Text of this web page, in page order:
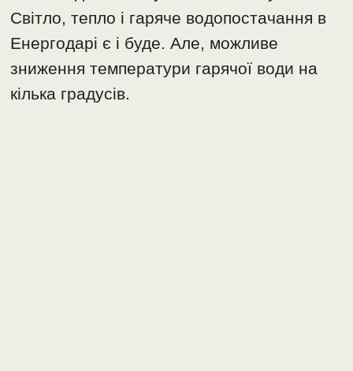
Світло, тепло і гаряче водопостачання в
Енергодарі є і буде. Але, можливе
зниження температури гарячої води на
кілька градусів.